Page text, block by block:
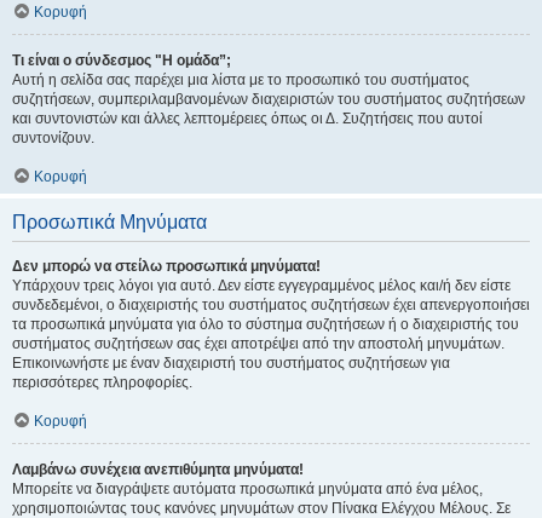
Κορυφή
Τι είναι ο σύνδεσμος "Η ομάδα”;
Αυτή η σελίδα σας παρέχει μια λίστα με το προσωπικό του συστήματος
συζητήσεων, συμπεριλαμβανομένων διαχειριστών του συστήματος συζητήσεων
και συντονιστών και άλλες λεπτομέρειες όπως οι Δ. Συζητήσεις που αυτοί
συντονίζουν.
Κορυφή
Προσωπικά Μηνύματα
Δεν μπορώ να στείλω προσωπικά μηνύματα!
Υπάρχουν τρεις λόγοι για αυτό. Δεν είστε εγγεγραμμένος μέλος και/ή δεν είστε
συνδεδεμένοι, ο διαχειριστής του συστήματος συζητήσεων έχει απενεργοποιήσει
τα προσωπικά μηνύματα για όλο το σύστημα συζητήσεων ή ο διαχειριστής του
συστήματος συζητήσεων σας έχει αποτρέψει από την αποστολή μηνυμάτων.
Επικοινωνήστε με έναν διαχειριστή του συστήματος συζητήσεων για
περισσότερες πληροφορίες.
Κορυφή
Λαμβάνω συνέχεια ανεπιθύμητα μηνύματα!
Μπορείτε να διαγράψετε αυτόματα προσωπικά μηνύματα από ένα μέλος,
χρησιμοποιώντας τους κανόνες μηνυμάτων στον Πίνακα Ελέγχου Μέλους. Σε